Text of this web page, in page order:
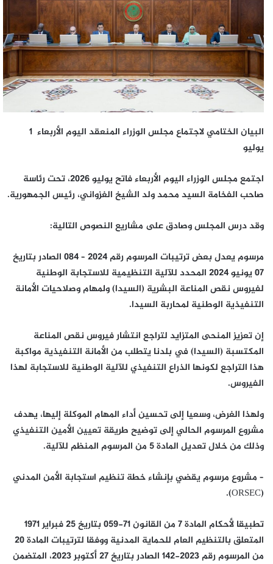
يوليو
اجتمع مجلس الوزراء اليوم الأربعاء فاتح يوليو 2026، تحت رئاسة
صاحب الفخامة السيد محمد ولد الشيخ الغزواني، رئيس الجمهورية.
وقد درس المجلس وصادق على مشاريع النصوص التالية:
مرسوم يعدل بعض ترتيبات المرسوم رقم 2024 – 084 الصادر بتاريخ
07 يونيو 2024 المحدد للآلية التنظيمية للاستجابة الوطنية
لفيروس نقص المناعة البشرية (السيدا) ولمهام وصلاحيات الأمانة
التنفيذية الوطنية لمحاربة السيدا.
إن تعزيز المنحى المتزايد لتراجع انتشار فيروس نقص المناعة
المكتسبة (السيدا) في بلدنا يتطلب من الأمانة التنفيذية مواكبة
هذا التراجع لكونها الذراع التنفيذي للآلية الوطنية للاستجابة لهذا
الفيروس.
ولهذا الغرض، وسعيا إلى تحسين أداء المهام الموكلة إليها، يهدف
مشروع المرسوم الحالي إلى توضيح طريقة تعيين الأمين التنفيذي
وذلك من خلال تعديل المادة 5 من المرسوم المنظم للآلية.
– مشروع مرسوم يقضي بإنشاء خطة تنظيم استجابة الأمن المدني
(ORSEC).
تطبيقا لأحكام المادة 7 من القانون 71-059 بتاريخ 25 فبراير 1971
المتعلق بالتنظيم العام للحماية المدنية ووفقا لترتيبات المادة 20
من المرسوم رقم 2023-142 الصادر بتاريخ 27 أكتوبر 2023، المتضمن